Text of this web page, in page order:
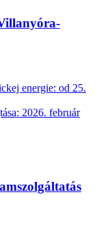
energie: od 25.
2026. február